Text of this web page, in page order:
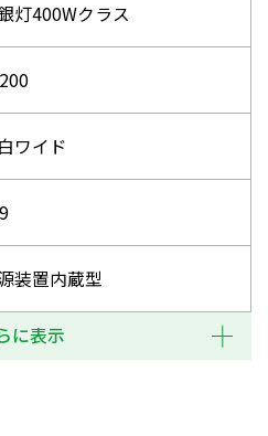
灯400Wクラス
ワイド
装置内蔵型
に表示